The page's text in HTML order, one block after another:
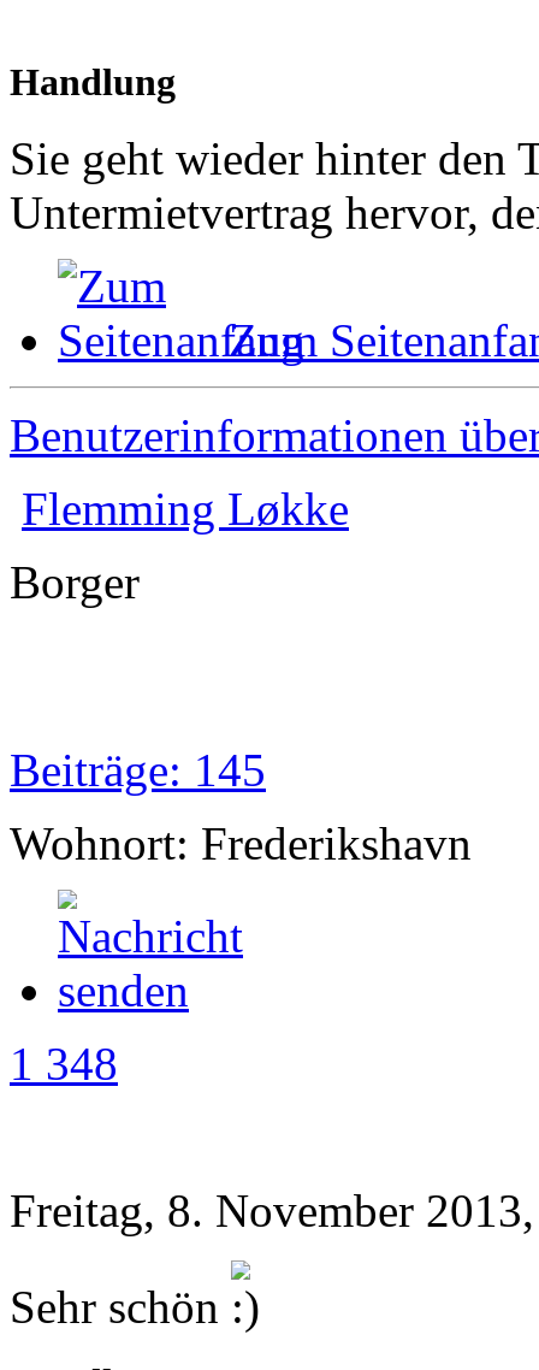
Handlung
Sie geht wieder hinter den
Untermietvertrag hervor,
Zum
Benutzerinformationen
Flemming Løkke
Borger
Beiträge: 145
Wohnort: Frederikshavn
1 348
Freitag, 8. November
Sehr schön